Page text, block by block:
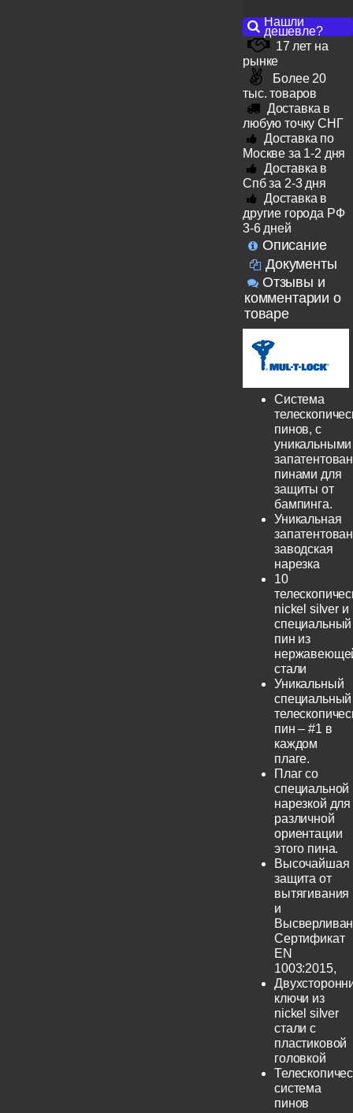
Нашли
дешевле?
17 лет на
рынке
Более 20
тыс. товаров
Доставка в
любую точку СНГ
Доставка по
Москве за 1-2 дня
Доставка в
Спб за 2-3 дня
Доставка в
другие города РФ
3-6 дней
Описание
Документы
Отзывы и
комментарии о
товаре
Система
пинов, с
уникальными
пинами для
защиты от
бампинга.
Уникальная
заводская
нарезка
10
nickel silver и
специальный
пин из
стали
Уникальный
специальный
пин – #1 в
каждом
плаге.
Плаг со
специальной
нарезкой для
различной
ориентации
этого пина.
Высочайшая
защита от
вытягивания
и
Сертификат
EN
1003:2015,
ключи из
nickel silver
стали с
пластиковой
головкой
система
пинов